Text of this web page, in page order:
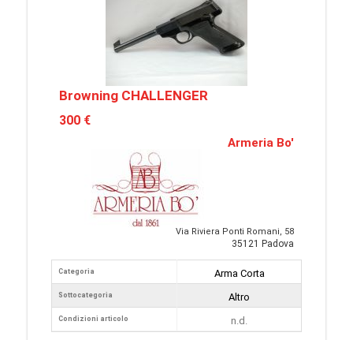
Browning CHALLENGER
300 €
Armeria Bo'
Via Riviera Ponti Romani, 58
35121 Padova
Categoria
Sottocategoria
Condizioni articolo
Arma Corta
Altro
n.d.